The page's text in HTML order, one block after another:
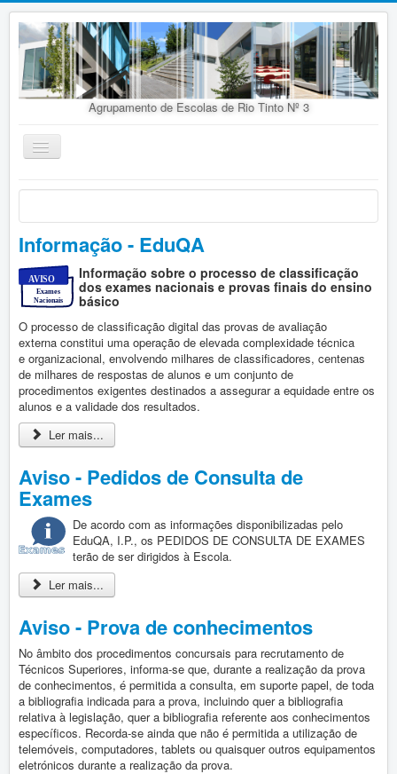
Agrupamento de Escolas de Rio Tinto Nº 3
Ativar/Desativar
navegação
Início
Agrupamento
Organização
Doc. Orientadores
Oferta Educativa
Alunos
Concursos
Vida Escolar
Contactos
Entrada
Informação - EduQA
Informação sobre o processo de classificação
dos exames nacionais e provas finais do ensino
básico
O processo de classificação digital das provas de avaliação
externa constitui uma operação de elevada complexidade técnica
e organizacional, envolvendo milhares de classificadores, centenas
de milhares de respostas de alunos e um conjunto de
procedimentos exigentes destinados a assegurar a equidade entre os
alunos e a validade dos resultados.
Ler mais...
Aviso - Pedidos de Consulta de
Exames
De acordo com as informações disponibilizadas pelo
EduQA, I.P., os PEDIDOS DE CONSULTA DE EXAMES
terão de ser dirigidos à Escola.
Ler mais...
Aviso - Prova de conhecimentos
No âmbito dos procedimentos concursais para recrutamento de
Técnicos Superiores, informa-se que, durante a realização da prova
de conhecimentos, é permitida a consulta, em suporte papel, de toda
a bibliografia indicada para a prova, incluindo quer a bibliografia
relativa à legislação, quer a bibliografia referente aos conhecimentos
específicos. Recorda-se ainda que não é permitida a utilização de
telemóveis, computadores, tablets ou quaisquer outros equipamentos
eletrónicos durante a realização da prova.